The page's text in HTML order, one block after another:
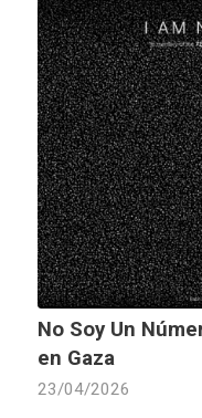
No Soy Un
en Gaza
23/04/2026